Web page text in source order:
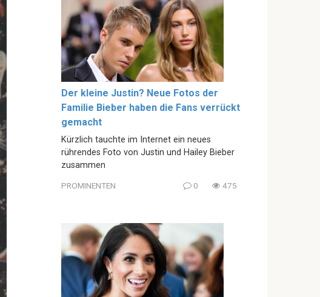
Der kleine Justin? Neue Fotos der
Familie Bieber haben die Fans verrückt
gemacht
Kürzlich tauchte im Internet ein neues
rührendes Foto von Justin und Hailey Bieber
zusammen
PROMINENTEN 0 475